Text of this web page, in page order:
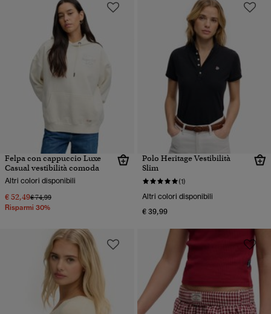
Felpa con cappuccio Luxe
Casual vestibilità comoda
Altri colori disponibili
€ 52,49Prezzo ridotto da
€ 74,99a
Risparmi 30%
Polo Heritage Vestibilità
Slim
(1)
Altri colori disponibili
€ 39,99